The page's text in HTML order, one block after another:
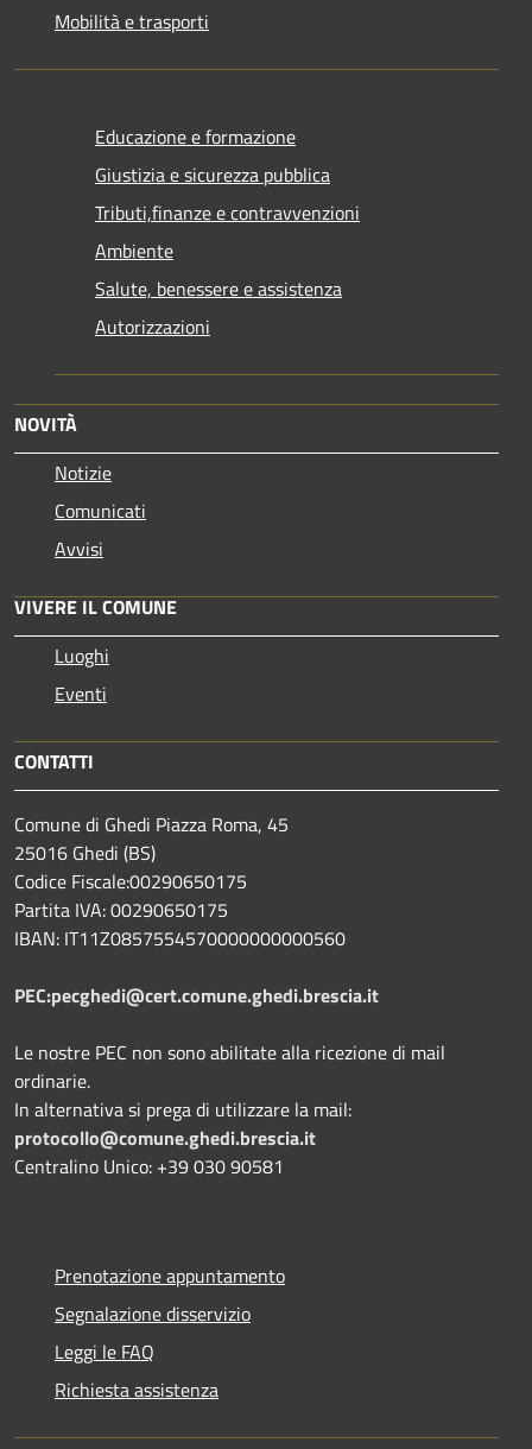
Mobilità e trasporti
Educazione e formazione
Giustizia e sicurezza pubblica
Tributi,finanze e contravvenzioni
Ambiente
Salute, benessere e assistenza
Autorizzazioni
NOVITÀ
Notizie
Comunicati
Avvisi
VIVERE IL COMUNE
Luoghi
Eventi
CONTATTI
Comune di Ghedi Piazza Roma, 45
25016 Ghedi (BS)
Codice Fiscale:00290650175
Partita IVA: 00290650175
IBAN: IT11Z0857554570000000000560
PEC:pecghedi@cert.comune.ghedi.brescia.it
Le nostre PEC non sono abilitate alla ricezione di mail
ordinarie.
In alternativa si prega di utilizzare la mail:
protocollo@comune.ghedi.brescia.it
Centralino Unico: +39 030 90581
Prenotazione appuntamento
Segnalazione disservizio
Leggi le FAQ
Richiesta assistenza